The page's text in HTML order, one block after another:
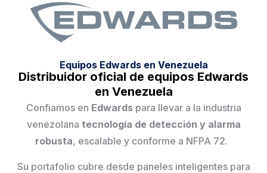
Equipos Edwards en Venezuela
Distribuidor oficial de equipos Edwards
en Venezuela
Confiamos en Edwardspara llevar a la industria
venezolana tecnología de detección y alarma
robusta, escalable y conforme a NFPA 72.
Su portafolio cubre desde paneles inteligentes para